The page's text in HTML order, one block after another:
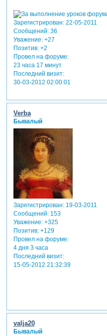
Зарегистрирован: 22-05-2011
Сообщений:36
Уважение: +27
Позитив: +2
Провел на форуме:
23 часа 17 минут
Последний визит:
30-03-2012 02:00:01
Verba
Бывалый
Зарегистрирован: 19-03-2011
Сообщений:153
Уважение: +325
Позитив: +129
Провел на форуме:
4 дня 3 часа
Последний визит:
15-05-2012 21:32:39
valja20
Бывалый